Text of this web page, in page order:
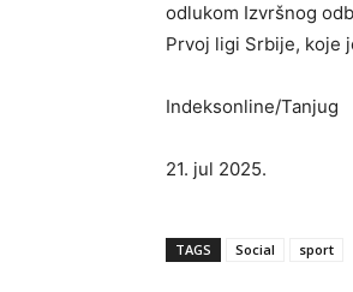
odlukom Izvršnog
Prvoj ligi Srbije, koje
Indeksonline/Tanjug
21. jul 2025.
TAGS Social sport